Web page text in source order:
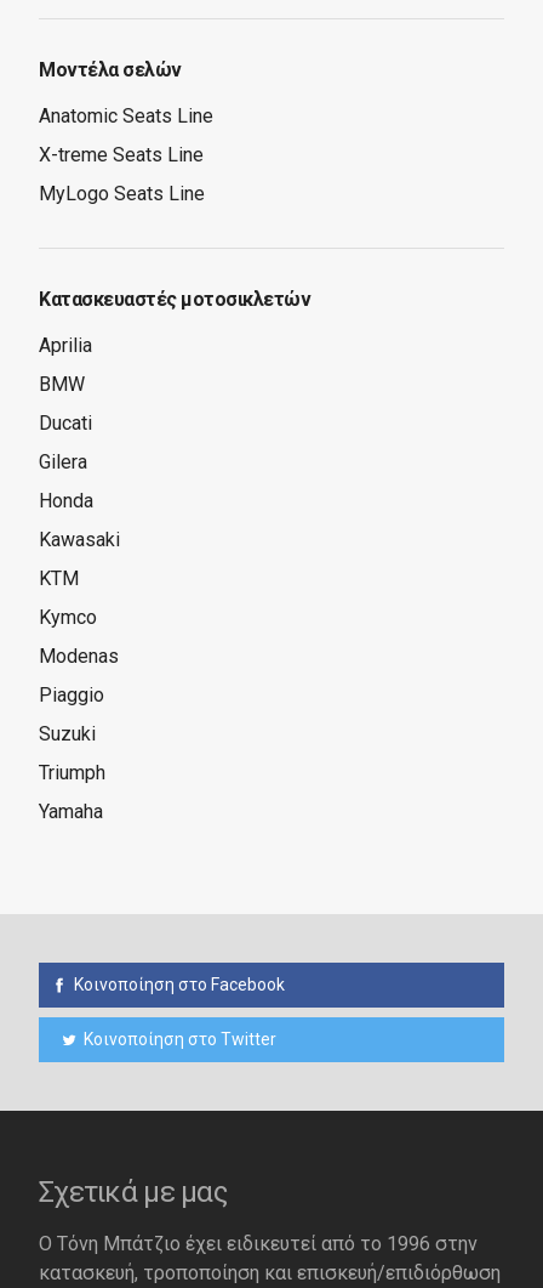
Μοντέλα σελών
Anatomic Seats Line
X-treme Seats Line
MyLogo Seats Line
Κατασκευαστές μοτοσικλετών
Aprilia
BMW
Ducati
Gilera
Honda
Kawasaki
KTM
Kymco
Modenas
Piaggio
Suzuki
Triumph
Yamaha
Κοινοποίηση στο Facebook
Κοινοποίηση στο Twitter
Σχετικά με μας
Ο Τόνη Μπάτζιο έχει ειδικευτεί από το 1996 στην
κατασκευή, τροποποίηση και επισκευή/επιδιόρθωση